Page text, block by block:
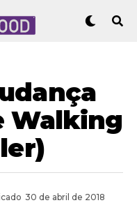
Walking
30 de abril de 2018